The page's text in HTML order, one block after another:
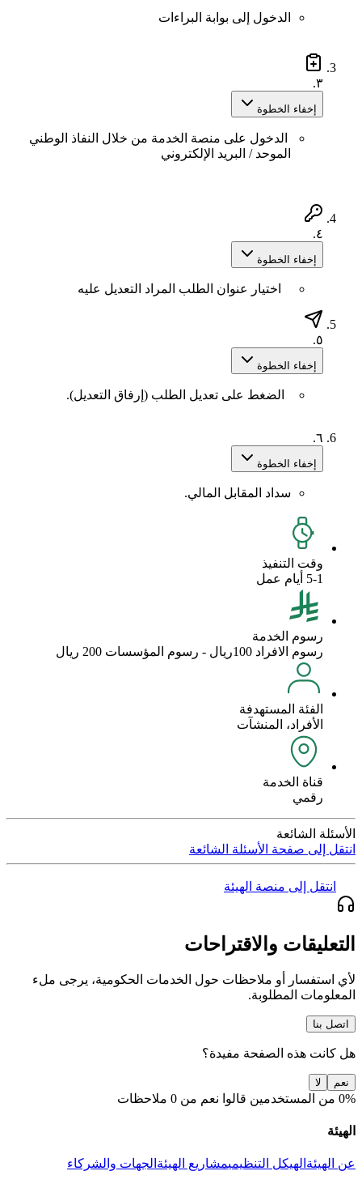
الدخول إلى بوابة البراءات
٣.
إخفاء الخطوة
الدخول على منصة الخدمة من خلال النفاذ الوطني
الموحد / البريد الإلكتروني
٤.
إخفاء الخطوة
اختيار عنوان الطلب المراد التعديل عليه
٥.
إخفاء الخطوة
الضغط على تعديل الطلب (إرفاق التعديل).
٦.
إخفاء الخطوة
سداد المقابل المالي.
وقت التنفيذ
5-1 أيام عمل
رسوم الخدمة
رسوم الافراد 100ريال - رسوم المؤسسات 200 ريال
الفئة المستهدفة
الأفراد، المنشآت
قناة الخدمة
رقمي
الأسئلة الشائعة
انتقل إلى صفحة الأسئلة الشائعة
انتقل إلى منصة الهيئة
التعليقات والاقتراحات
لأي استفسار أو ملاحظات حول الخدمات الحكومية، يرجى ملء
المعلومات المطلوبة.
اتصل بنا
هل كانت هذه الصفحة مفيدة؟
نعم لا
0% من المستخدمين قالوا نعم من 0 ملاحظات
الهيئة
عن الهيئة الهيكل التنظيميمشاريع الهيئة الجهات والشركاء